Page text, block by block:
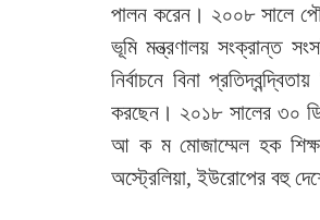
পালন করেন। ২০০৮ সালে
ভূমি মন্ত্রণালয় সংক্রান্ত
নির্বাচনে বিনা
করছেন। ২০১৮ সালের ৩০
আ ক ম মোজাম্মেল হক
অস্ট্রেলিয়া, ইউরোপের বহু